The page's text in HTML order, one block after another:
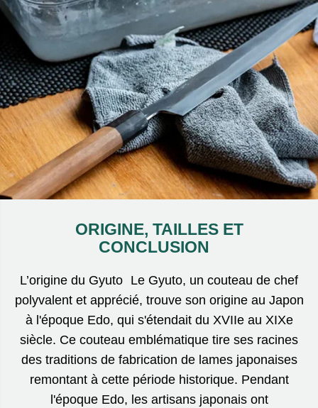
ORIGINE, TAILLES ET
CONCLUSION
L’origine du Gyuto Le Gyuto, un couteau de chef
polyvalent et apprécié, trouve son origine au Japon
à l'époque Edo, qui s'étendait du XVIIe au XIXe
siècle. Ce couteau emblématique tire ses racines
des traditions de fabrication de lames japonaises
remontant à cette période historique. Pendant
l'époque Edo, les artisans japonais ont